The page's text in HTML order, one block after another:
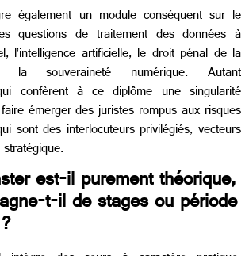
également un module conséquent sur le
questions de traitement des données à
l’intelligence artificielle, le droit pénal de la
la souveraineté numérique. Autant
confèrent à ce diplôme une singularité
émerger des juristes rompus aux risques
sont des interlocuteurs privilégiés, vecteurs
est-il purement théorique,
t-il de stages ou période